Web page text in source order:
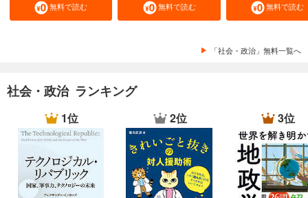
無料で読む 無料で読む 無料で読む
「社会・政治」無料一覧へ
社会・政治 ランキング
1位 2位 3位